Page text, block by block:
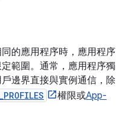
的應用程序時，應用程序
範圍。通常，應用程序獨
邊界直接與實例通信，除
權限或App-